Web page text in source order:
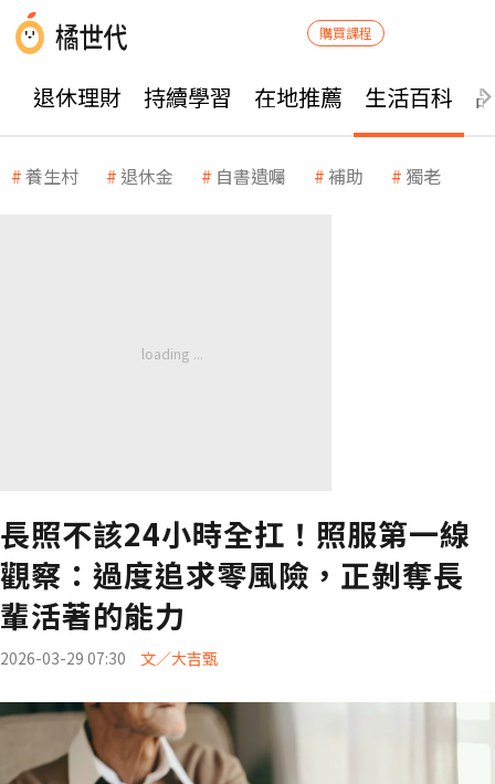
購買課程
退休理財 持續學習 在地推薦 生活百科
養生村 退休金 自書遺囑 補助 獨老
長照不該24小時全扛！照服第一線
觀察：過度追求零風險，正剝奪長
輩活著的能力
2026-03-29 07:30 文／大吉甄